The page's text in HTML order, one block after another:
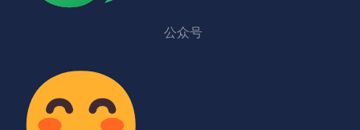
公众号